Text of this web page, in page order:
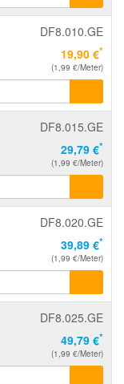
DF8.010.GE
19,90 €*
(1,99 €/Meter)
DF8.015.GE
29,79 €*
(1,99 €/Meter)
DF8.020.GE
39,89 €*
(1,99 €/Meter)
DF8.025.GE
49,79 €*
(1,99 €/Meter)